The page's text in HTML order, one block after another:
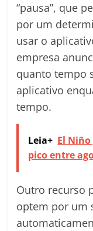
“pausa”, que
por um
usar o
empresa
quanto tempo
aplicativo
tempo.
Leia+ El
pico entre
Outro recurso
optem por um